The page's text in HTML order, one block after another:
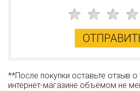
Новые акции и конкурсы
Качественные конструкторы и
**После покупки оставьте отзыв
интернет-магазине объёмом не